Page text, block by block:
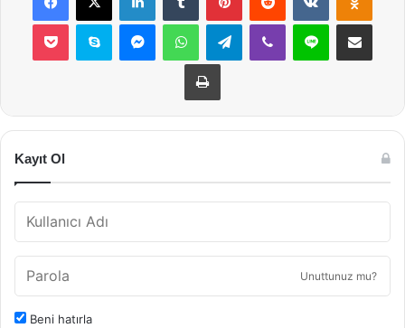
Pocket Skype MessengerWhatsAppTelegramViber Line E-Posta ile
Yazdır
Kayıt Ol
Unuttunuz mu?
Beni hatırla